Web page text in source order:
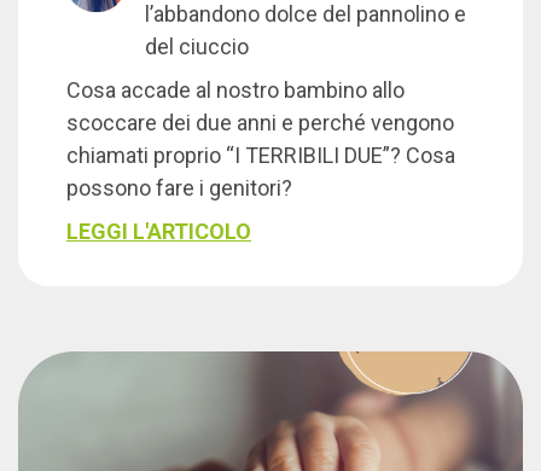
l’abbandono dolce del pannolino e
del ciuccio
Cosa accade al nostro bambino allo
scoccare dei due anni e perché vengono
chiamati proprio “I TERRIBILI DUE”? Cosa
possono fare i genitori?
LEGGI L'ARTICOLO